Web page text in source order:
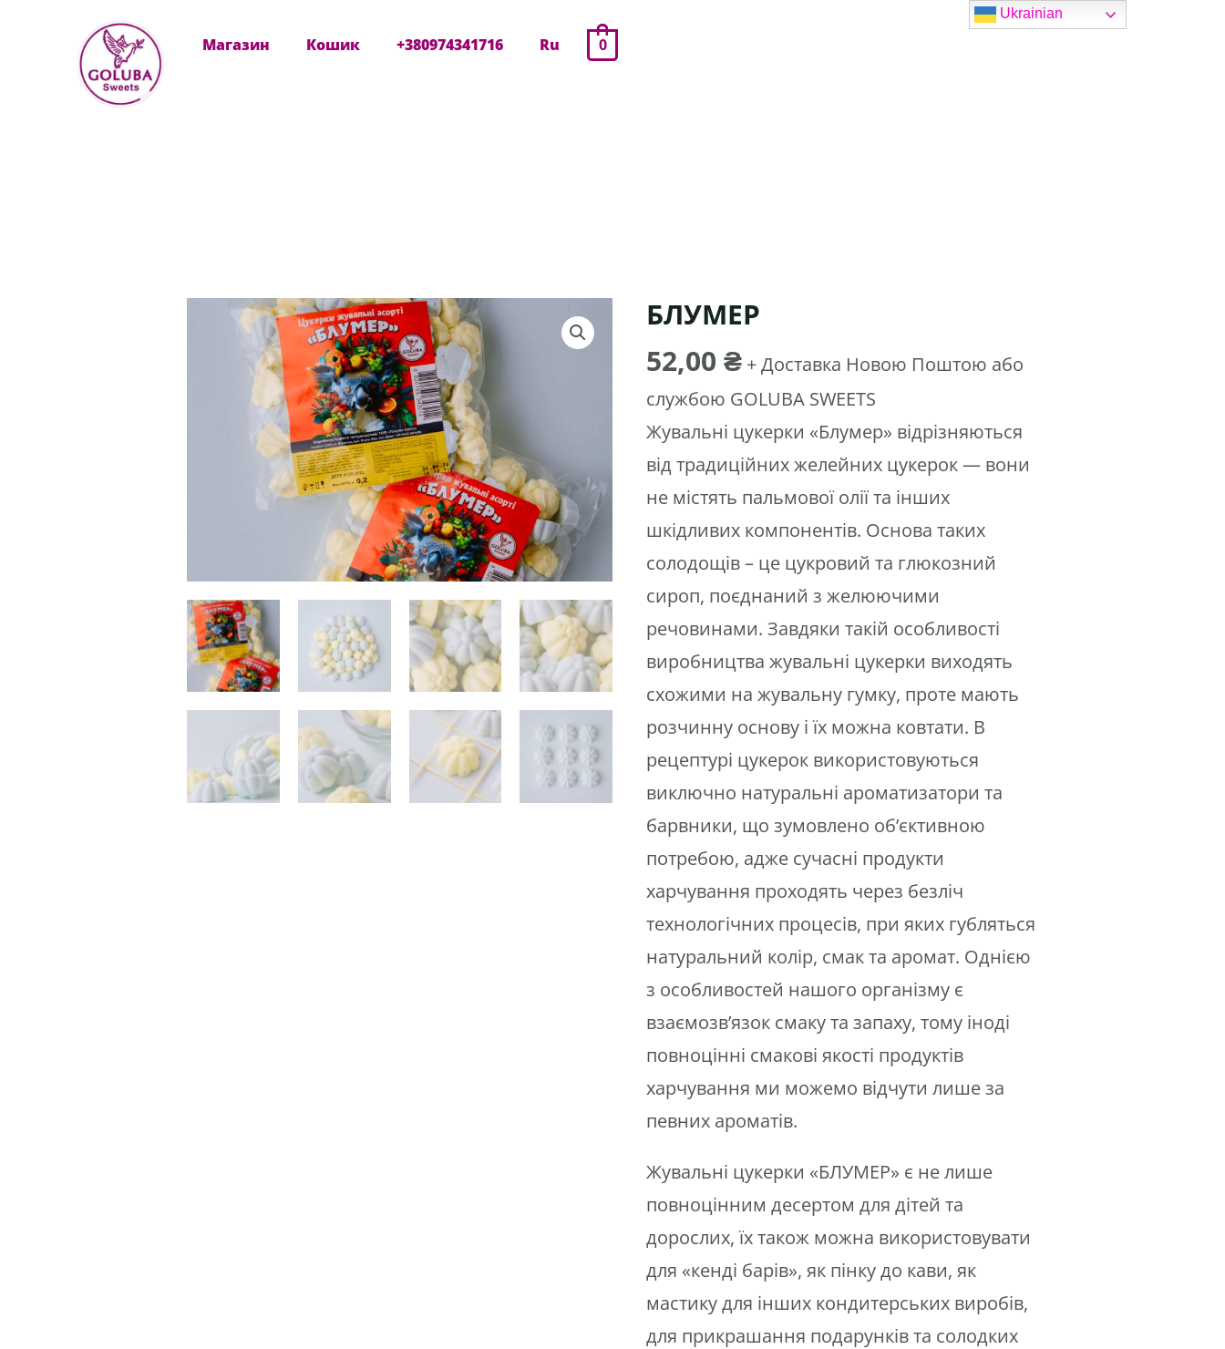
Магазин Кошик +380974341716 Ru 0
БЛУМЕР
52,00₴ + Доставка Новою Поштою або
службою GOLUBA SWEETS
Жувальні цукерки «Блумер» відрізняються
від традиційних желейних цукерок — вони
не містять пальмової олії та інших
шкідливих компонентів. Основа таких
солодощів – це цукровий та глюкозний
сироп, поєднаний з желюючими
речовинами. Завдяки такій особливості
виробництва жувальні цукерки виходять
схожими на жувальну гумку, проте мають
розчинну основу і їх можна ковтати. В
рецептурі цукерок використовуються
виключно натуральні ароматизатори та
барвники, що зумовлено об’єктивною
потребою, адже сучасні продукти
харчування проходять через безліч
технологічних процесів, при яких губляться
натуральний колір, смак та аромат. Однією
з особливостей нашого організму є
взаємозв’язок смаку та запаху, тому іноді
повноцінні смакові якості продуктів
харчування ми можемо відчути лише за
певних ароматів.
Жувальні цукерки «БЛУМЕР» є не лише
повноцінним десертом для дітей та
дорослих, їх також можна використовувати
для «кенді барів», як пінку до кави, як
мастику для інших кондитерських виробів,
для прикрашання подарунків та солодких
Блумер
кількість
Ukrainian